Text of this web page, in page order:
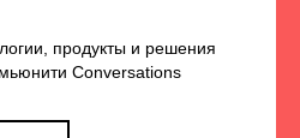
продукты и решения
Conversations